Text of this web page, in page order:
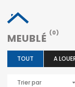
MEUBLÉ (0)
TOUT A
Trier par